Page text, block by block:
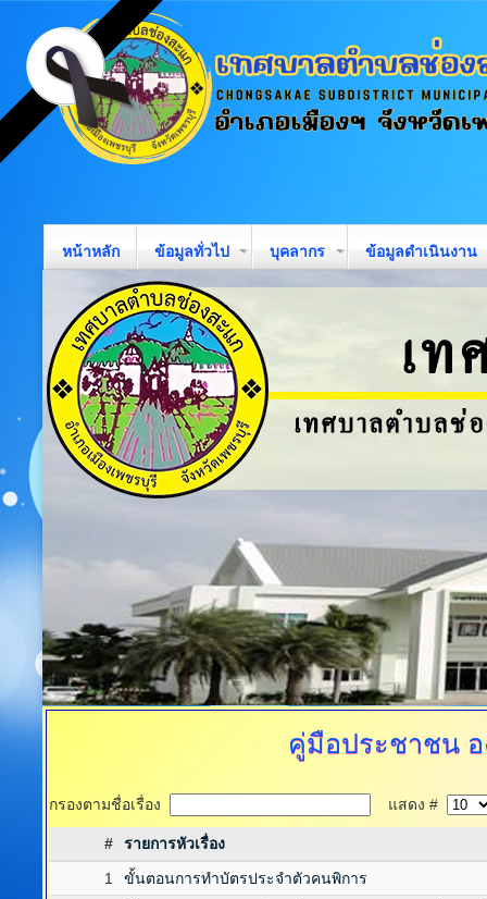
หน้าหลัก ข้อมูลทั่วไป บุคลากร ข้อมูลดำเนินงาน
คู่มือประชาชน
กรองตามชื่อเรื่อง แสดง #
#
รายการหัวเรื่อง
1
ขั้นตอนการทำบัตรประจำตัวคนพิการ